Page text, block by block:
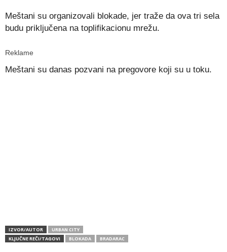
Meštani su organizovali blokade, jer traže da ova tri sela
budu priključena na toplifikacionu mrežu.
Reklame
Meštani su danas pozvani na pregovore koji su u toku.
IZVOR/AUTOR
URBAN CITY
KLJUČNE REČI/TAGOVI
BLOKADA BRADARAC